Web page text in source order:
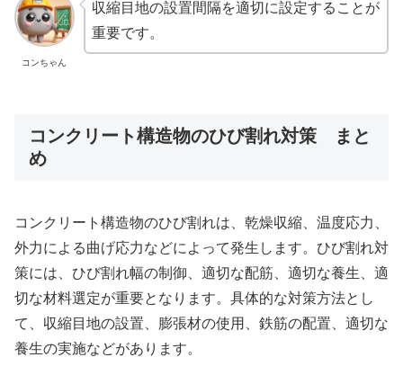
コンちゃん
収縮目地の設置間隔を適切に設定することが
重要です。
コンクリート構造物のひび割れ対策 まと
め
コンクリート構造物のひび割れは、乾燥収縮、温度応力、
外力による曲げ応力などによって発生します。ひび割れ対
策には、ひび割れ幅の制御、適切な配筋、適切な養生、適
切な材料選定が重要となります。具体的な対策方法とし
て、収縮目地の設置、膨張材の使用、鉄筋の配置、適切な
養生の実施などがあります。